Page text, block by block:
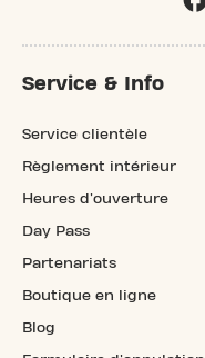
Service & Info
Service clientèle
Règlement intérieur
Heures d'ouverture
Day Pass
Partenariats
Boutique en ligne
Blog